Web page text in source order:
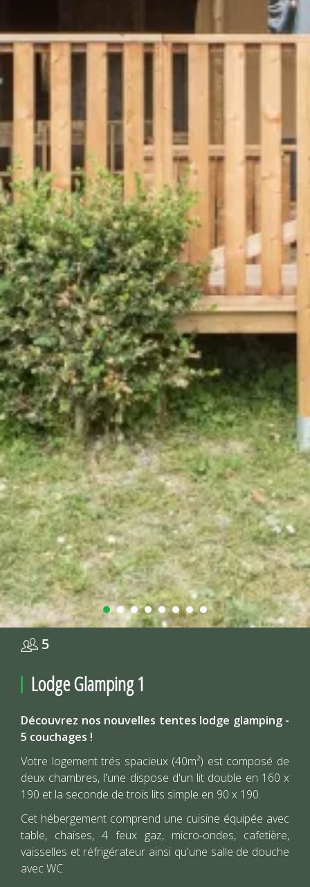
Lodge Glamping 1
5
Découvrez nos nouvelles tentes lodge glamping -
5 couchages !
Votre logement trés spacieux (40m²) est composé de
deux chambres, l'une dispose d'un lit double en 160 x
190 et la seconde de trois lits simple en 90 x 190.
Cet hébergement comprend une cuisine équipée avec
table, chaises, 4 feux gaz, micro-ondes, cafetière,
vaisselles et réfrigérateur ainsi qu'une salle de douche
avec WC.